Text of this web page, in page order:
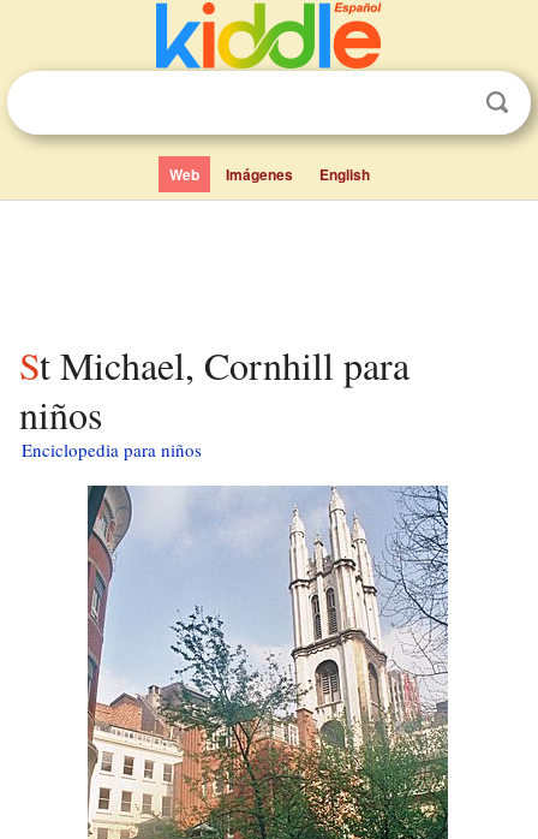
Web Imágenes English
St Michael, Cornhill para
niños
Enciclopedia para niños